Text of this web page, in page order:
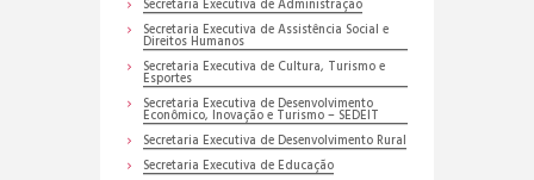
Secretaria Executiva de Administração
Secretaria Executiva de Assistência Social e
Direitos Humanos
Secretaria Executiva de Cultura, Turismo e
Esportes
Secretaria Executiva de Desenvolvimento
Econômico, Inovação e Turismo – SEDEIT
Secretaria Executiva de Desenvolvimento Rural
Secretaria Executiva de Educação